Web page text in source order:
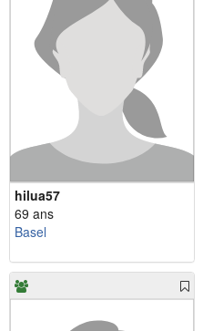
hilua57
69 ans
Basel